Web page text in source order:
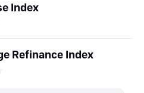
Index
Refinance Index